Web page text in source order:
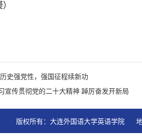
史强党性，强国征程续新功
宣传贯彻党的二十大精神 踔厉奋发开新局
版权所有：大连外国语大学英语学院